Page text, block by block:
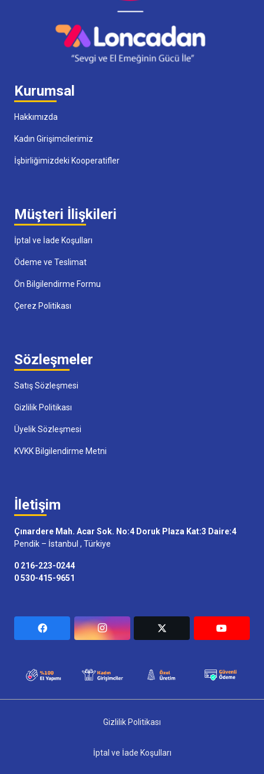
Kurumsal
Hakkımızda
Kadın Girişimcilerimiz
İşbirliğimizdeki Kooperatifler
Müşteri İlişkileri
İptal ve İade Koşulları
Ödeme ve Teslimat
Ön Bilgilendirme Formu
Çerez Politikası
Sözleşmeler
Satış Sözleşmesi
Gizlilik Politikası
Üyelik Sözleşmesi
KVKK Bilgilendirme Metni
İletişim
Çınardere Mah. Acar Sok. No:4 Doruk Plaza Kat:3 Daire:4
Pendik – İstanbul , Türkiye
0 216-223-0244
0 530-415-9651
Gizlilik Politikası
İptal ve İade Koşulları